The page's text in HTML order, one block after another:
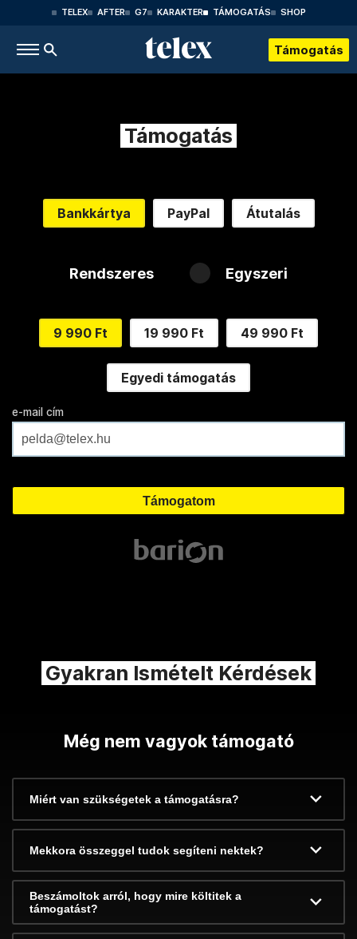
TELEX AFTER G7 KARAKTER TÁMOGATÁS SHOP
Támogatás
Támogatás
Bankkártya PayPal Átutalás
Rendszeres Egyszeri
9 990 Ft 19 990 Ft 49 990 Ft
Egyedi támogatás
e-mail cím
Gyakran Ismételt Kérdések
Még nem vagyok támogató
Miért van szükségetek a támogatásra?
Mekkora összeggel tudok segíteni nektek?
Beszámoltok arról, hogy mire költitek a
támogatást?